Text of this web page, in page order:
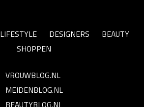
LIFESTYLE DESIGNERS
BEAUTY
SHOPPEN
VROUWBLOG.NL
MEIDENBLOG.NL